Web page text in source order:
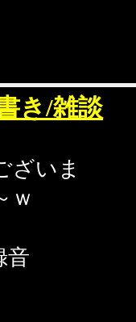
き/雑談
ざいま
ｗ
音